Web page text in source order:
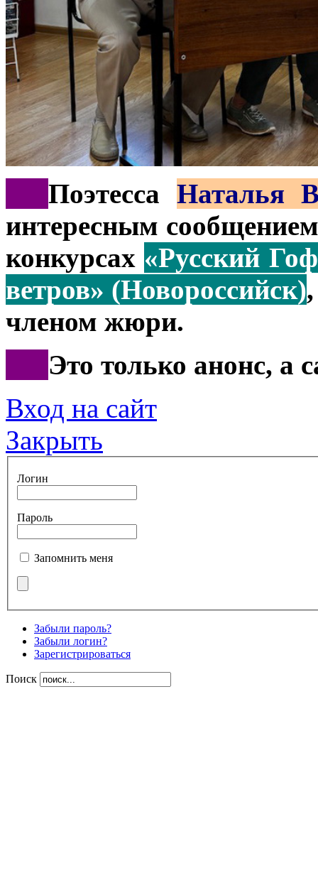
Поэтесса Наталья
интересным
конкурсах «Русский
ветров» (Новороссийск)
членом жюри.
Это только анонс, а
Вход на сайт
Закрыть
Логин
Пароль
Запомнить меня
Забыли пароль?
Забыли логин?
Зарегистрироваться
Поиск